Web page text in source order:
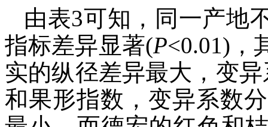
由表3可知，同一产地
指标差异显著(P<0.01)，
实的纵径差异最大，变
和果形指数，变异系数